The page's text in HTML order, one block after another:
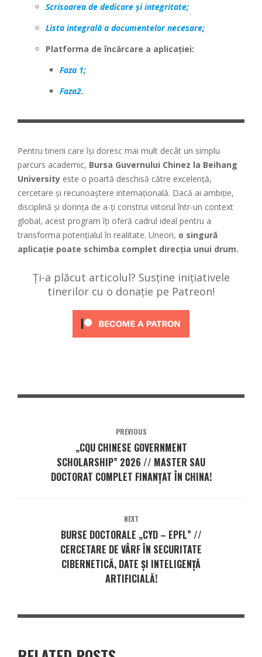
Scrisoarea de dedicare și integritate;
Lista integrală a documentelor necesare;
Platforma de încărcare a aplicației:
Faza 1;
Faza2.
Pentru tinerii care își doresc mai mult decât un simplu
parcurs academic, Bursa Guvernului Chinez la Beihang
University este o poartă deschisă către excelență,
cercetare și recunoaștere internațională. Dacă ai ambiție,
disciplină și dorința de a-ți construi viitorul într-un context
global, acest program îți oferă cadrul ideal pentru a
transforma potențialul în realitate. Uneori, o singură
aplicație poate schimba complet direcția unui drum.
Ți-a plăcut articolul? Susține inițiativele
tinerilor cu o donație pe Patreon!
PREVIOUS
„CQU CHINESE GOVERNMENT
SCHOLARSHIP” 2026 // MASTER SAU
DOCTORAT COMPLET FINANȚAT ÎN CHINA!
NEXT
BURSE DOCTORALE „CYD – EPFL” //
CERCETARE DE VÂRF ÎN SECURITATE
CIBERNETICĂ, DATE ȘI INTELIGENȚĂ
ARTIFICIALĂ!